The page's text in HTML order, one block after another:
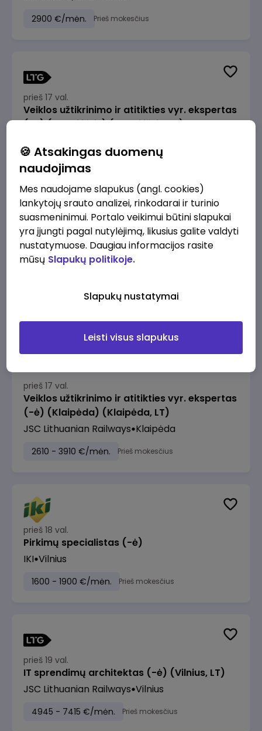
2900 €/mėn. Prieš mokesčius
prieš 17 val.
Veiklos užtikrinimo ir atitikties vyr. ekspertas
(-ė) (Radviliškis) (Radviliškis, LT)
2610 - 3910 €/mėn.
prieš 17 val.
Veiklos užtikrinimo ir atitikties vyr. ekspertas
(-ė) (Kaunas) (Kaunas, LT)
prieš 17 val.
Veiklos užtikrinimo ir atitikties vyr. ekspertas
(-ė) (Klaipėda) (Klaipėda, LT)
JSC Lithuanian Railways Klaipėda
2610 - 3910 €/mėn. Prieš mokesčius
prieš 18 val.
Pirkimų specialistas (-ė)
IKI Vilnius
1600 - 1900 €/mėn. Prieš mokesčius
prieš 19 val.
IT sprendimų architektas (-ė) (Vilnius, LT)
JSC Lithuanian Railways Vilnius
4945 - 7415 €/mėn. Prieš mokesčius
🍪 Atsakingas duomenų
naudojimas
Mes naudojame slapukus (angl. cookies)
lankytojų srauto analizei, rinkodarai ir turinio
suasmeninimui. Portalo veikimui būtini slapukai
yra įjungti pagal nutylėjimą, likusius galite valdyti
nustatymuose. Daugiau informacijos rasite
mūsų Slapukų politikoje.
Slapukų nustatymai
Leisti visus slapukus